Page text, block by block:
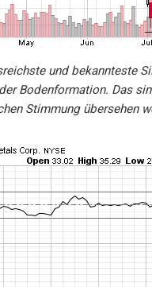
und bekannteste
Bodenformation. Das
Stimmung übersehen